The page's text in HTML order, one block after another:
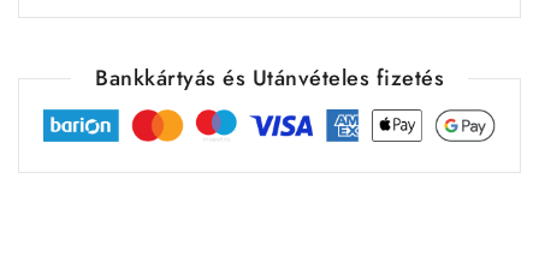
Bankkártyás és Utánvételes fizetés